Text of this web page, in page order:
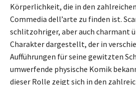
Körperlichkeit, die in den
Commedia dell’arte zu finden ist.
schlitzohriger, aber auch charmant
Charakter dargestellt, der in
Aufführungen für seine gewitzten
umwerfende physische Komik
dieser Rolle zeigt sich in den